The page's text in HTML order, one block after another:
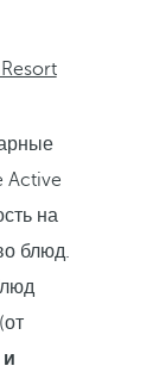
Active
на
блюд.
и